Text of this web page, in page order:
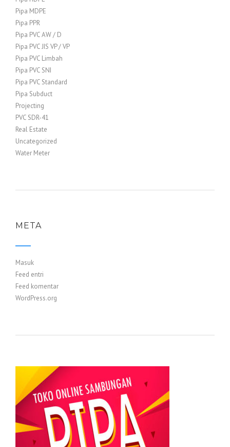
Pipa MDPE
Pipa PPR
Pipa PVC AW / D
Pipa PVC JIS VP / VP
Pipa PVC Limbah
Pipa PVC SNI
Pipa PVC Standard
Pipa Subduct
Projecting
PVC SDR-41
Real Estate
Uncategorized
Water Meter
META
Masuk
Feed entri
Feed komentar
WordPress.org